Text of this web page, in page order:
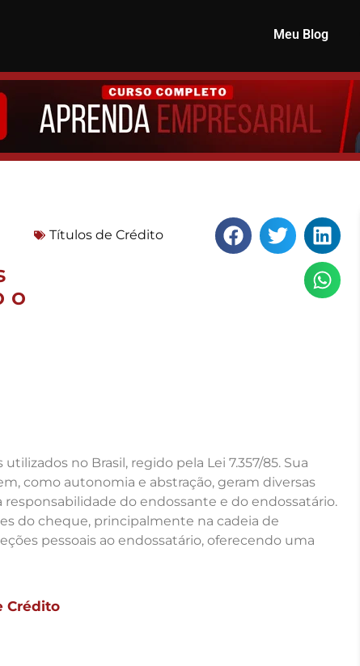
Meu Blog
o
Títulos de Crédito
no Brasil, regido pela Lei 7.357/85. Sua
como autonomia e abstração, geram diversas
do endossante e do endossatário.
do cheque, principalmente na cadeia de
pessoais ao endossatário, oferecendo uma
Crédito